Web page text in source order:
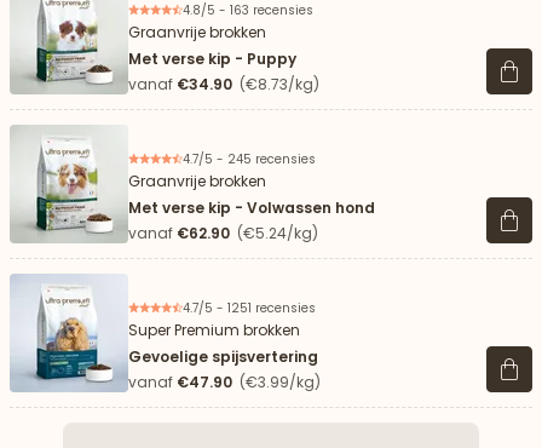
4.8/5 - 163 recensies
Graanvrije brokken
Met verse kip - Puppy
vanaf €34.90 (€8.73/kg)
4.7/5 - 245 recensies
Graanvrije brokken
Met verse kip - Volwassen hond
vanaf €62.90 (€5.24/kg)
4.7/5 - 1251 recensies
Super Premium brokken
Gevoelige spijsvertering
vanaf €47.90 (€3.99/kg)